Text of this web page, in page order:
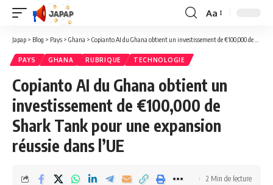
Redimensionner
Aa
Japap > Blog > Pays > Ghana > Copianto AI du Ghana obtient un investissement de €100,000 de Shark Tank pour une expansion réussie dans l’UE
PAYS GHANA RUBRIQUE TECHNOLOGIE
Copianto AI du Ghana obtient un
investissement de €100,000 de
Shark Tank pour une expansion
réussie dans l’UE
2 Min de lecture